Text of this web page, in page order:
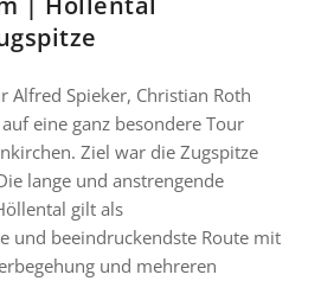
Alfred Spieker, Christian Roth
eine ganz besondere Tour
Ziel war die Zugspitze
lange und anstrengende
gilt als
und beeindruckendste Route mit
und mehreren